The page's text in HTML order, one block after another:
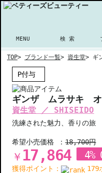
MENU 検 索
TOP> ブランド一覧> 資生堂> ギ
P付与
ギンザ ムラサキ オ
資生堂 ／ SHISEIDO
洗練された魅力、香りの旅
希望小売価格 ：18,700円
￥ 17,864 4%
獲得ポイント： 179